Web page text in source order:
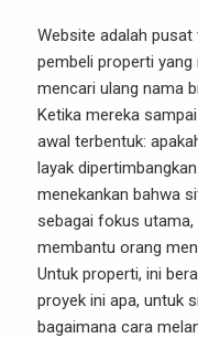
Website adalah pusat
pembeli properti
mencari ulang nama
Ketika mereka
awal terbentuk:
layak
menekankan bahwa
sebagai fokus utama,
membantu orang
Untuk properti, ini
proyek ini apa, untuk
bagaimana cara